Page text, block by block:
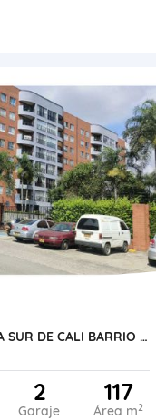
APARTAMENTO EN VENTA SUR DE CALI BARRIO CANEY AREA 117 M² 2 GARAJES
2
Garaje
117
Área m2